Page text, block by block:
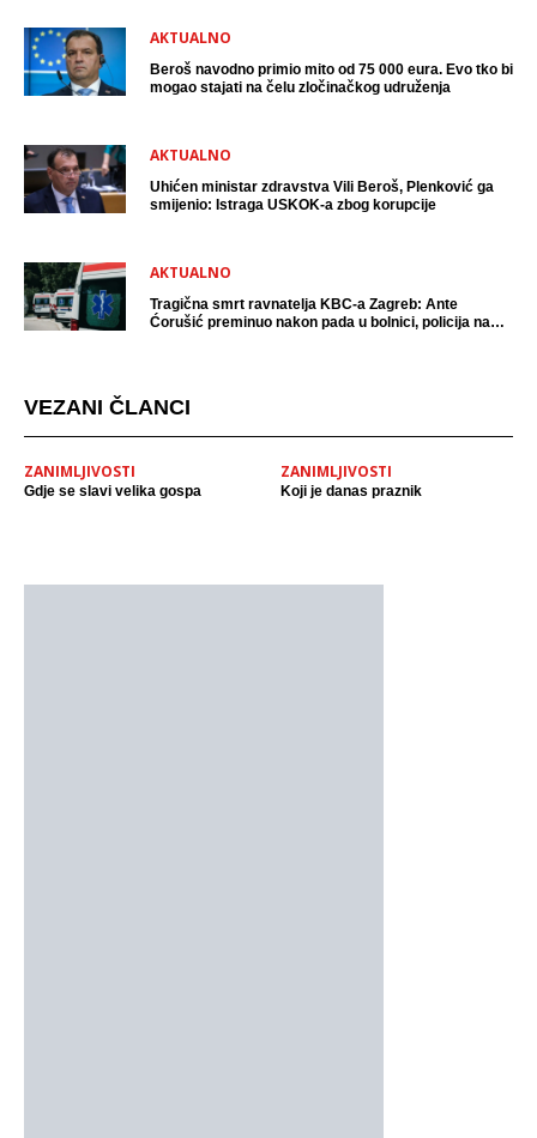
AKTUALNO
Beroš navodno primio mito od 75 000 eura. Evo tko bi
mogao stajati na čelu zločinačkog udruženja
AKTUALNO
Uhićen ministar zdravstva Vili Beroš, Plenković ga
smijenio: Istraga USKOK-a zbog korupcije
AKTUALNO
Tragična smrt ravnatelja KBC-a Zagreb: Ante
Ćorušić preminuo nakon pada u bolnici, policija na
VEZANI ČLANCI
ZANIMLJIVOSTI
Gdje se slavi velika gospa
ZANIMLJIVOSTI
Koji je danas praznik